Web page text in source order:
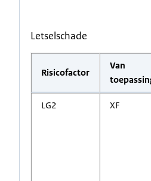
Letselschade
Risicofactor
Van
LG2 XF